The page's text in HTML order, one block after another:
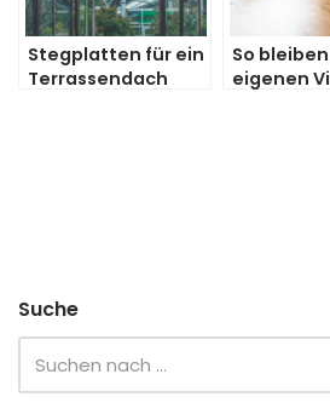
Stegplatten für ein
Terrassendach
So
eigenen
Suche